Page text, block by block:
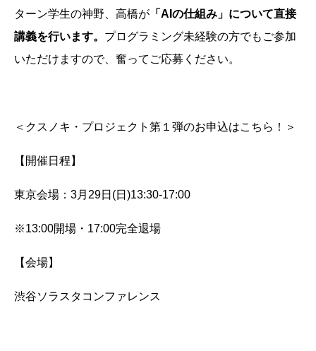
ターン学生の神野、高橋が 「 AI の仕組み」について直接
講義を行います。 プログラミング未経験の方でもご参加
いただけますので、奮ってご応募ください。
＜クスノキ・プロジェクト第１弾のお申込はこちら！＞
【開催日程】
東京会場：3月29日(日)13:30-17:00
※13:00開場・17:00完全退場
【会場】
渋谷ソラスタコンファレンス